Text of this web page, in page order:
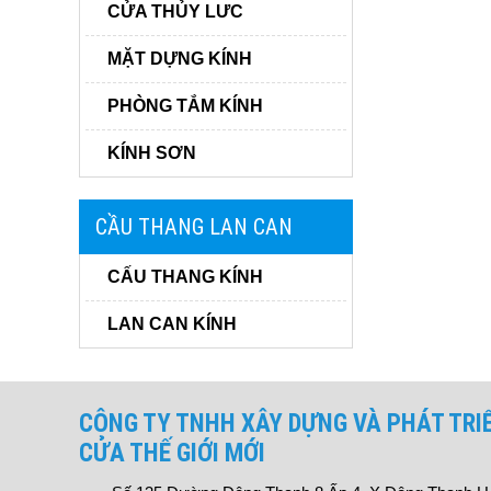
CỬA THỦY LƯC
MẶT DỰNG KÍNH
PHÒNG TẮM KÍNH
KÍNH SƠN
CẦU THANG LAN CAN
CẤU THANG KÍNH
LAN CAN KÍNH
CÔNG TY TNHH XÂY DỰNG VÀ PHÁT
CỬA THẾ GIỚI MỚI